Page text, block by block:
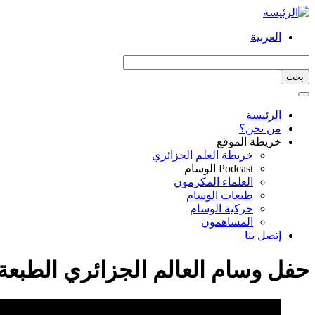
تجاوز
المحتوى
الرئيسي
العربية
بحث
Toggle navigation
Main
navigation
الرئيسة
من نحن؟
خريطة الموقع
خريطة العلم الجزائري
Podcast الوسام
العلماء المكرمون
طبعات الوسام
حركية الوسام
المساهمون
إتصل بنا
حفل وسام العالم الجزائري الطبعة 10 الجزء